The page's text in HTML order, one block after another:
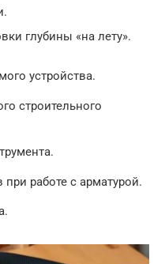
глубины «на лету».
устройства.
строительного
работе с арматурой.